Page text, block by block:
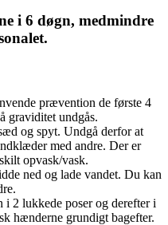
i 6 døgn, medmindre
prævention de første 4
graviditet undgås.
og spyt. Undgå derfor at
med andre. Der er
opvask/vask.
ned og lade vandet. Du kan
2 lukkede poser og derefter i
hænderne grundigt bagefter.